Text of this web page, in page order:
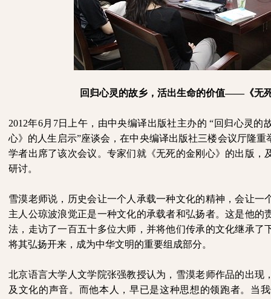
回归心灵的故乡，活出生命的价值——《无
2012年6月 7日上午，由中央编译出版社主办的 “回归心灵的
心》的人生启示”座谈会，在中央编译出版社三楼会议厅隆
学者出席了该次会议。专家们就《无死的金刚心》的出版，
研讨。
雪漠老师说，历史会让一个人承载一种文化的精神，会让一
主人公琼波浪觉正是一种文化的承载者和弘扬者。这是他的
法，走访了一百五十多位大师，并将他们传承的文化继承了
将其弘扬开来，成为中华文明的重要组成部分。
北京语言大学人文学院张强教授认为，雪漠老师作品的出现
及文化的声音。而他本人，早已是这种思想的领跑者。当